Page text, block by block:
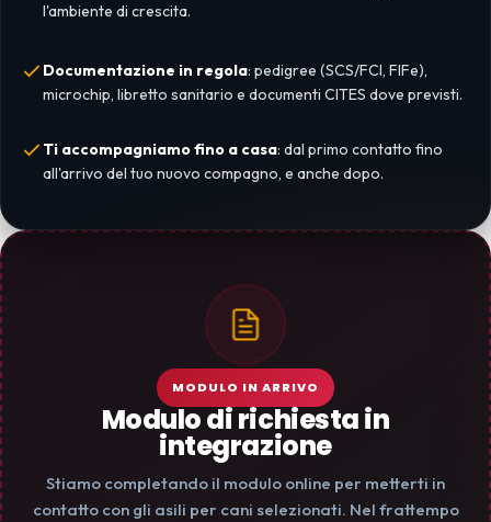
l'ambiente di crescita.
Documentazione in regola: pedigree (SCS/FCI, FIFe),
microchip, libretto sanitario e documenti CITES dove previsti.
Ti accompagniamo fino a casa: dal primo contatto fino
all'arrivo del tuo nuovo compagno, e anche dopo.
MODULO IN ARRIVO
Modulo di richiesta in
integrazione
Stiamo completando il modulo online per metterti in
contatto con gli asili per cani selezionati. Nel frattempo